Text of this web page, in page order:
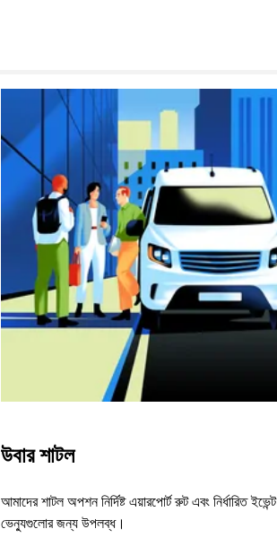
উবার শাটল
আমাদের শাটল অপশন নির্দিষ্ট এয়ারপোর্ট রুট এবং নির্ধারিত ইভেন্ট
ভেন্যুগুলোর জন্য উপলব্ধ।